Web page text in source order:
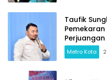
Taufik
Perjuangan
Dalam
Metro Kota